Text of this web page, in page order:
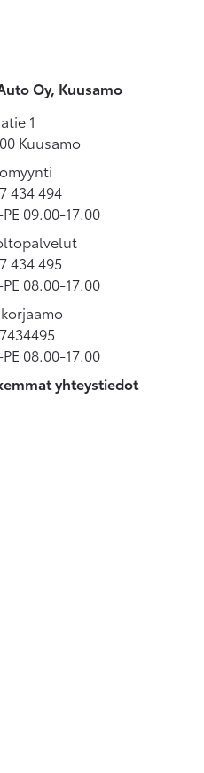
Oy, Kuusamo
1
Kuusamo
434 494
09.00-17.00
434 495
08.00-17.00
08.00-17.00
yhteystiedot